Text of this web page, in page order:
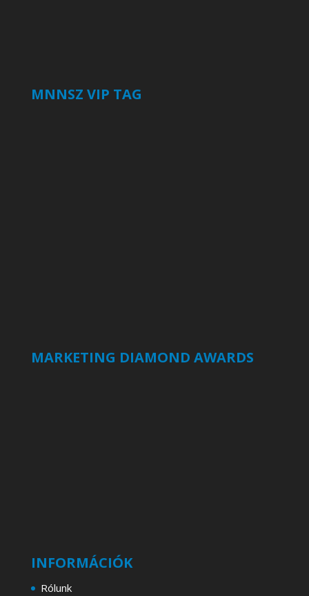
MNNSZ VIP TAG
MARKETING DIAMOND AWARDS
INFORMÁCIÓK
Rólunk